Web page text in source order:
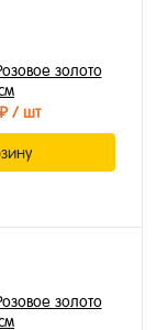
золото
/ шт
золото